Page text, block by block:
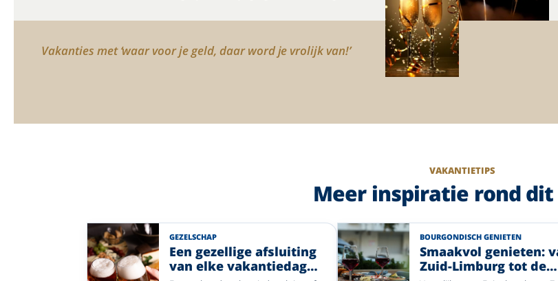
Vakanties met ‘waar voor je geld, daar word je vrolijk van!’
VAKANTIETIPS
Meer inspiratie rond
GEZELSCHAP
Een gezellige afsluiting
van elke vakantiedag
BOURGONDISCH GENIETEN
Smaakvol genieten:
Zuid-Limburg tot de